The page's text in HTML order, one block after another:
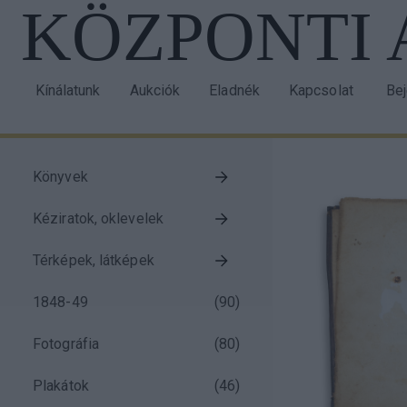
Ugrás
tartalomra
navigation
Kínálatunk Aukciók Eladnék Kapcsolat
block
Könyvek
Kéziratok, oklevelek
Térképek, látképek
1848-49 (90)
Fotográfia (80)
Plakátok (46)